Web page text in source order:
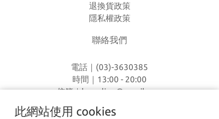
此網站使用 cookies
退換貨政策
隱私權政策
聯絡我們
電話｜(03)-3630385
時間｜13:00 - 20:00
信箱｜loverlien@gmail.com
地址｜桃園市八德區和平路1168巷7號